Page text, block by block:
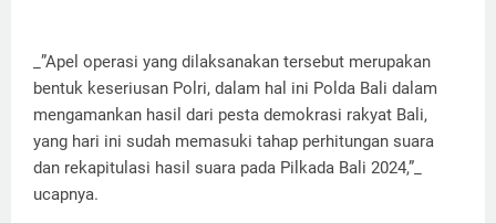
_”Apel operasi yang dilaksanakan tersebut merupakan
bentuk keseriusan Polri, dalam hal ini Polda Bali dalam
mengamankan hasil dari pesta demokrasi rakyat Bali,
yang hari ini sudah memasuki tahap perhitungan suara
dan rekapitulasi hasil suara pada Pilkada Bali 2024,”_
ucapnya.